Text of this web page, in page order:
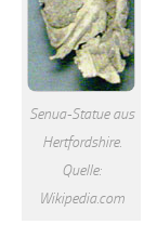
Senua-Statue aus
Hertfordshire.
Quelle:
Wikipedia.com